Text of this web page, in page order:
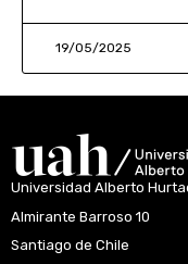
19/05/2025
Universidad Alberto
Almirante Barroso 10
Santiago de Chile